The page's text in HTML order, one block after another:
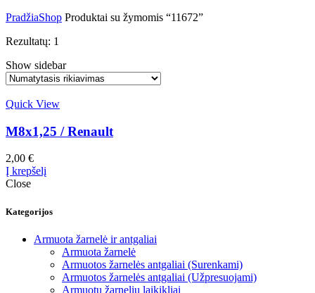
PradžiaShop Produktai su žymomis “11672”
Rezultatų: 1
Show sidebar
Quick View
M8x1,25 / Renault
2,00 €
Į krepšelį
Close
Kategorijos
Armuota žarnelė ir antgaliai
Armuota žarnelė
Armuotos žarnelės antgaliai (Surenkami)
Armuotos žarnelės antgaliai (Užpresuojami)
Armuotų žarnelių laikikliai